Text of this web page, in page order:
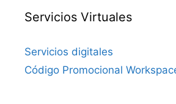
Servicios Virtuales
Servicios digitales
Código Promocional